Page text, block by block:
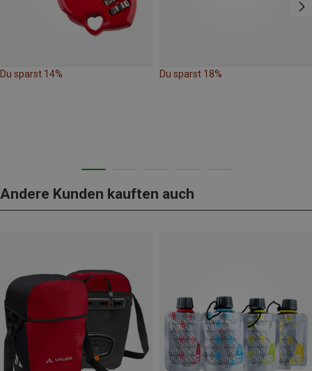
Du sparst 14% Du sparst 18%
Andere Kunden kauften auch